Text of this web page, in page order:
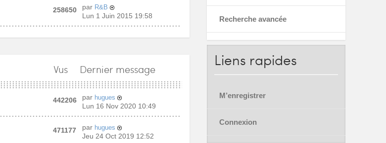
258650 par R&B
Lun 1 Juin 2015 19:58
Vus Dernier message
442206 par hugues
Lun 16 Nov 2020 10:49
471177 par hugues
Jeu 24 Oct 2019 12:52
Recherche avancée
Liens rapides
M’enregistrer
Connexion